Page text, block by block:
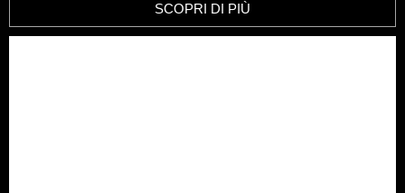
SCOPRI DI PIÙ